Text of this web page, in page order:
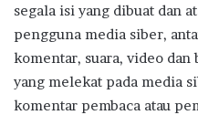
segala isi yang dibuat dan
pengguna media siber,
komentar, suara, video
yang melekat pada media
komentar pembaca atau